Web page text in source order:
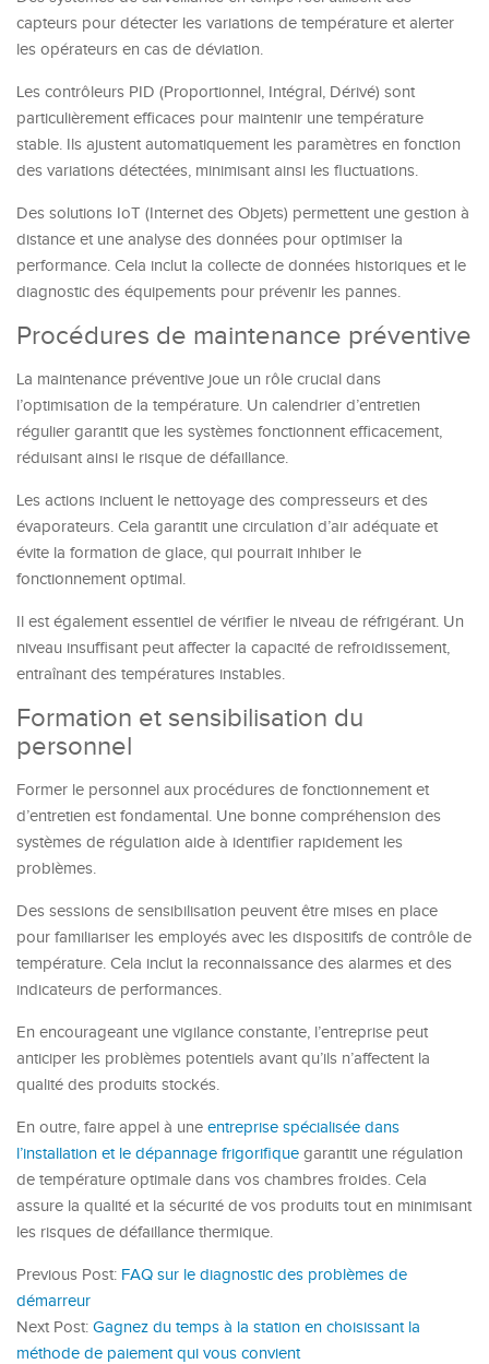
capteurs pour détecter les variations de température et alerter
les opérateurs en cas de déviation.
Les contrôleurs PID (Proportionnel, Intégral, Dérivé) sont
particulièrement efficaces pour maintenir une température
stable. Ils ajustent automatiquement les paramètres en fonction
des variations détectées, minimisant ainsi les fluctuations.
Des solutions IoT (Internet des Objets) permettent une gestion à
distance et une analyse des données pour optimiser la
performance. Cela inclut la collecte de données historiques et le
diagnostic des équipements pour prévenir les pannes.
Procédures de maintenance préventive
La maintenance préventive joue un rôle crucial dans
l’optimisation de la température. Un calendrier d’entretien
régulier garantit que les systèmes fonctionnent efficacement,
réduisant ainsi le risque de défaillance.
Les actions incluent le nettoyage des compresseurs et des
évaporateurs. Cela garantit une circulation d’air adéquate et
évite la formation de glace, qui pourrait inhiber le
fonctionnement optimal.
Il est également essentiel de vérifier le niveau de réfrigérant. Un
niveau insuffisant peut affecter la capacité de refroidissement,
entraînant des températures instables.
Formation et sensibilisation du
personnel
Former le personnel aux procédures de fonctionnement et
d’entretien est fondamental. Une bonne compréhension des
systèmes de régulation aide à identifier rapidement les
problèmes.
Des sessions de sensibilisation peuvent être mises en place
pour familiariser les employés avec les dispositifs de contrôle de
température. Cela inclut la reconnaissance des alarmes et des
indicateurs de performances.
En encourageant une vigilance constante, l’entreprise peut
anticiper les problèmes potentiels avant qu’ils n’affectent la
qualité des produits stockés.
En outre, faire appel à une entreprise spécialisée dans
l’installation et le dépannage frigorifique garantit une régulation
de température optimale dans vos chambres froides. Cela
assure la qualité et la sécurité de vos produits tout en minimisant
les risques de défaillance thermique.
Previous Post: FAQ sur le diagnostic des problèmes de
démarreur
Next Post: Gagnez du temps à la station en choisissant la
méthode de paiement qui vous convient